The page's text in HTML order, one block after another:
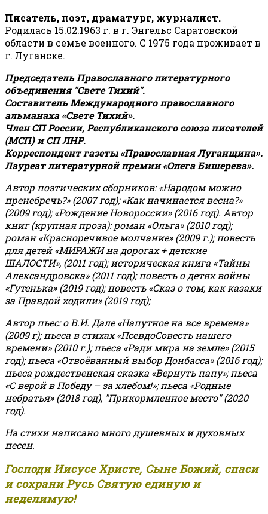
Писатель, поэт, драматург, журналист.
Родилась 15.02.1963 г. в г. Энгельс Саратовской
области в семье военного. С 1975 года проживает в
г. Луганске.
Председатель Православного литературного
объединения "Свете Тихий".
Составитель Международного православного
альманаха «Свете Тихий».
Член СП России, Республиканского союза писателей
(МСП) и СП ЛНР.
Корреспондент газеты «Православная Луганщина».
Лауреат литературной премии «Олега Бишерева».
Автор поэтических сборников: «Народом можно
пренебречь?» (2007 год); «Как начинается весна?»
(2009 год); «Рождение Новороссии» (2016 год). Автор
книг (крупная проза): роман «Ольга» (2010 год);
роман «Красноречивое молчание» (2009 г.); повесть
для детей «МИРАЖИ на дорогах + детские
ШАЛОСТИ», (2011 год); историческая книга «Тайны
Александровска» (2011 год); повесть о детях войны
«Гутенька» (2019 год); повесть «Сказ о том, как казаки
за Правдой ходили» (2019 год);
Автор пьес: о В.И. Дале «Напутное на все времена»
(2009 г); пьеса в стихах «ПсевдоСовесть нашего
времени» (2010 г.); пьеса «Ради мира на земле» (2015
год); пьеса «Отвоёванный выбор Донбасса» (2016 год);
пьеса рождественская сказка «Вернуть папу»; пьеса
«С верой в Победу – за хлебом!»;пьеса «Родные
небратья» (2018 год), "Прикормленное место" (2020
год).
На стихи написано много душевных и духовных
песен.
Господи Иисусе Христе, Сыне Божий, спаси
и сохрани Русь Святую единую и
неделимую!